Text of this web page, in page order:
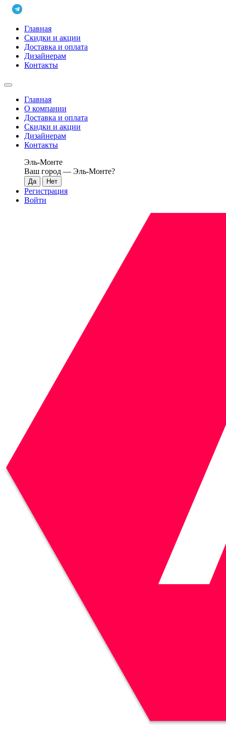
Главная
Скидки и акции
Доставка и оплата
Дизайнерам
Контакты
Главная
О компании
Доставка и оплата
Скидки и акции
Дизайнерам
Контакты
Эль-Монте
Ваш город — Эль-Монте?
Регистрация
Войти